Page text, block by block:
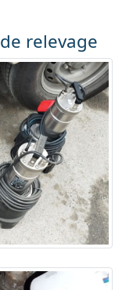
relevage